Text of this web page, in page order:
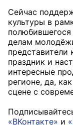
Сейчас
культуры в
делам
представители
праздник и
интересные
регионе, да,
сцене с
«ВКонтакте» и